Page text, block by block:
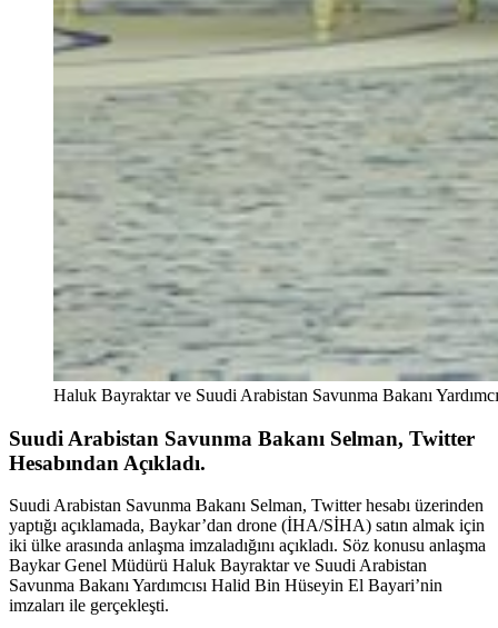
Haluk Bayraktar ve Suudi Arabistan Savunma Bakanı
Suudi Arabistan Savunma Bakanı Selman, Twitter
Hesabından Açıkladı.
Suudi Arabistan Savunma Bakanı Selman, Twitter hesabı üzerinden
yaptığı açıklamada, Baykar’dan drone (İHA/SİHA) satın almak için
iki ülke arasında anlaşma imzaladığını açıkladı. Söz konusu anlaşma
Baykar Genel Müdürü Haluk Bayraktar ve Suudi Arabistan
Savunma Bakanı Yardımcısı Halid Bin Hüseyin El Bayari’nin
imzaları ile gerçekleşti.